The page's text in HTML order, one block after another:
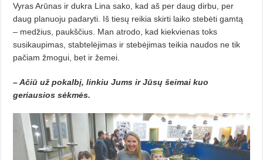
Vyras Arūnas ir dukra Lina sako, kad aš per daug dirbu, per
daug planuoju padaryti. Iš tiesų reikia skirti laiko stebėti gamtą
– medžius, paukščius. Man atrodo, kad kiekvienas toks
susikaupimas, stabtelėjimas ir stebėjimas teikia naudos ne tik
pačiam žmogui, bet ir žemei.
– Ačiū už pokalbį, linkiu Jums ir Jūsų šeimai kuo
geriausios sėkmės.